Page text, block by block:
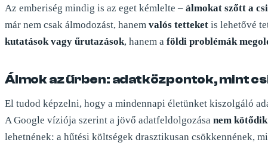
Az emberiség mindig is az eget kémlelte – álmokat szőtt a
már nem csak álmodozást, hanem valós tetteket is lehetővé
kutatások vagy űrutazások, hanem a földi problémák
Álmok az űrben: adatközpontok, mint
El tudod képzelni, hogy a mindennapi életünket kiszolgáló
A Google víziója szerint a jövő adatfeldolgozása nem
lehetnének: a hűtési költségek drasztikusan csökkennének,